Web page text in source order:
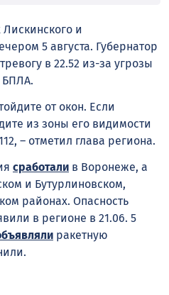
и
5 августа. Губернатор
в 22.52 из-за угрозы
БПЛА.
от окон. Если
из зоны его видимости
– отметил глава региона.
сработали в Воронеже, а
и Бутурлиновском,
районах. Опасность
в регионе в 21.06. 5
ракетную